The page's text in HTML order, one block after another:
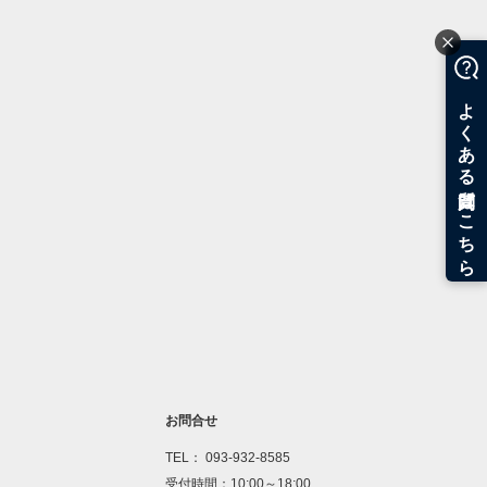
お問合せ
TEL： 093-932-8585
受付時間：10:00～18:00